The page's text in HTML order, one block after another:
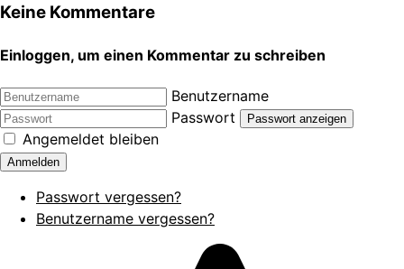
Keine Kommentare
Einloggen, um einen Kommentar zu schreiben
Benutzername
Passwort
Passwort anzeigen
Angemeldet bleiben
Anmelden
Passwort vergessen?
Benutzername vergessen?